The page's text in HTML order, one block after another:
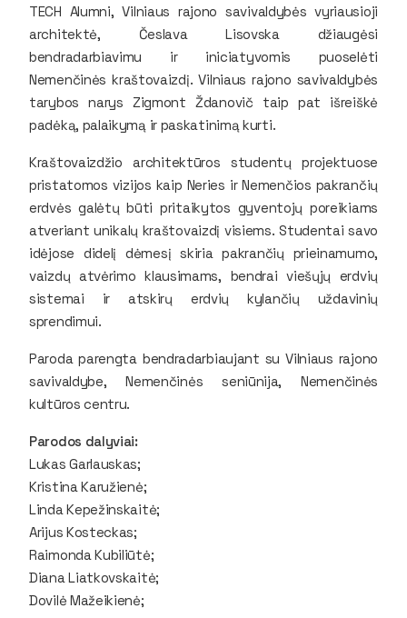
TECH Alumni, Vilniaus rajono savivaldybės vyriausioji
architektė, Česlava Lisovska džiaugėsi
bendradarbiavimu ir iniciatyvomis puoselėti
Nemenčinės kraštovaizdį. Vilniaus rajono savivaldybės
tarybos narys Zigmont Ždanovič taip pat išreiškė
padėką, palaikymą ir paskatinimą kurti.
Kraštovaizdžio architektūros studentų projektuose
pristatomos vizijos kaip Neries ir Nemenčios pakrančių
erdvės galėtų būti pritaikytos gyventojų poreikiams
atveriant unikalų kraštovaizdį visiems. Studentai savo
idėjose didelį dėmesį skiria pakrančių prieinamumo,
vaizdų atvėrimo klausimams, bendrai viešųjų erdvių
sistemai ir atskirų erdvių kylančių uždavinių
sprendimui.
Paroda parengta bendradarbiaujant su Vilniaus rajono
savivaldybe, Nemenčinės seniūnija, Nemenčinės
kultūros centru.
Parodos dalyviai:
Lukas Garlauskas;
Kristina Karužienė;
Linda Kepežinskaitė;
Arijus Kosteckas;
Raimonda Kubiliūtė;
Diana Liatkovskaitė;
Dovilė Mažeikienė;